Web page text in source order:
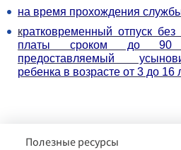
на время прохождения
кратковременный отпуск без
платы сроком до 90
предоставляемый
ребенка в возрасте от 3 до 16
Полезные ресурсы